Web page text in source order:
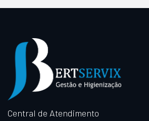
Central de Atendimento